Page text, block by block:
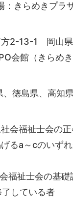
きらめきプラ
方2-13-1 岡山
会館（きらめき
徳島県、高知県
社会福祉士会の
るa～ cのいず
祉士会の基礎
している者